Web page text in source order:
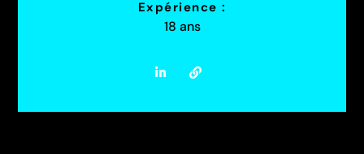
Expérience :
18 ans